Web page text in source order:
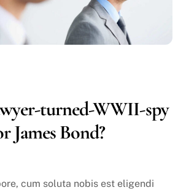
turned-WWII-spy
James Bond?
cum soluta nobis est eligendi